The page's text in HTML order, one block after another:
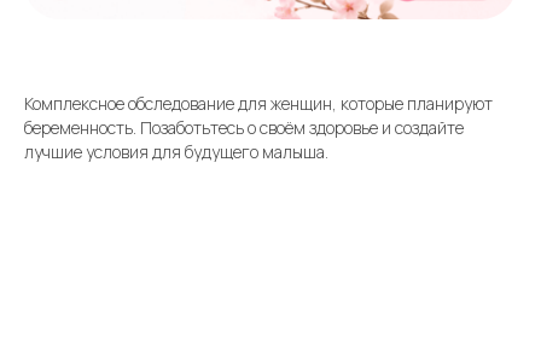
Комплексное обследование для женщин, которые планируют
беременность. Позаботьтесь о своём здоровье и создайте
лучшие условия для будущего малыша.